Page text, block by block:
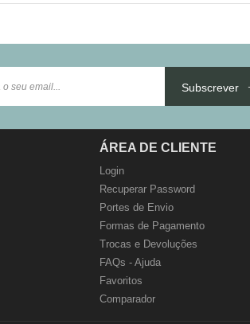
Subscrever
ÁREA DE CLIENTE
Login
Recuperar Password
Portes de Envio
Formas de Pagamento
Trocas e Devoluções
FAQs - Ajuda
Favoritos
Comparador